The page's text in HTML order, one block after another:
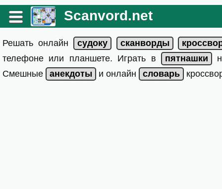
Scanvord.net
Решать онлайн
телефоне или планшете. Играть в
Смешные
и онлайн